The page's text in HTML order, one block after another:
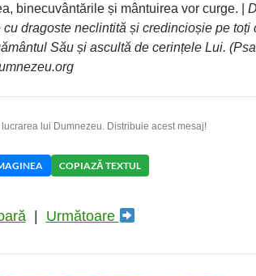
binecuvântările și mântuirea vor curge. |
cu dragoste neclintită și credincioșie pe toți
Său și ascultă de cerințele Lui.
lucrarea lui Dumnezeu. Distribuie acest mesaj!
COPIAZĂ TEXTUL
| Următoare